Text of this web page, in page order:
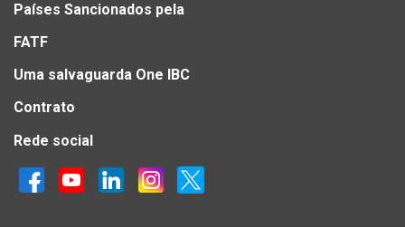
Países Sancionados pela
FATF
Uma salvaguarda One IBC
Contrato
Rede social